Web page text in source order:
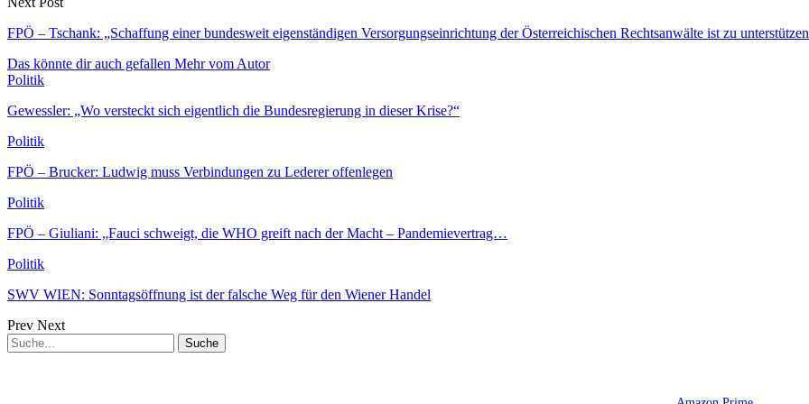
FPÖ – Tschank: „Schaffung einer bundesweit eigenständigen Versorgungseinrichtung der Österreichischen Rechtsanwälte ist zu
Das könnte dir auch gefallen Mehr vom Autor
Politik
Gewessler: „Wo versteckt sich eigentlich die Bundesregierung in dieser Krise?“
Politik
FPÖ – Brucker: Ludwig muss Verbindungen zu Lederer offenlegen
Politik
FPÖ – Giuliani: „Fauci schweigt, die WHO greift nach der Macht – Pandemievertrag…
Politik
SWV WIEN: Sonntagsöffnung ist der falsche Weg für den Wiener Handel
Prev Next